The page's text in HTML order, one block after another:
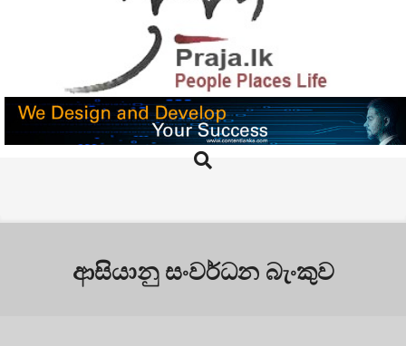
PRAJA.LK
Search
ආසියානු සංවර්ධන බැංකුව